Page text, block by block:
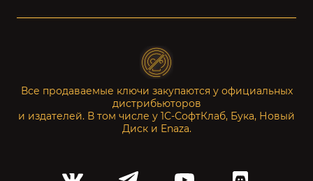
Все продаваемые ключи закупаются у официальных
дистрибьюторов
и издателей. В том числе у 1С-СофтКлаб, Бука, Новый
Диск и Enaza.